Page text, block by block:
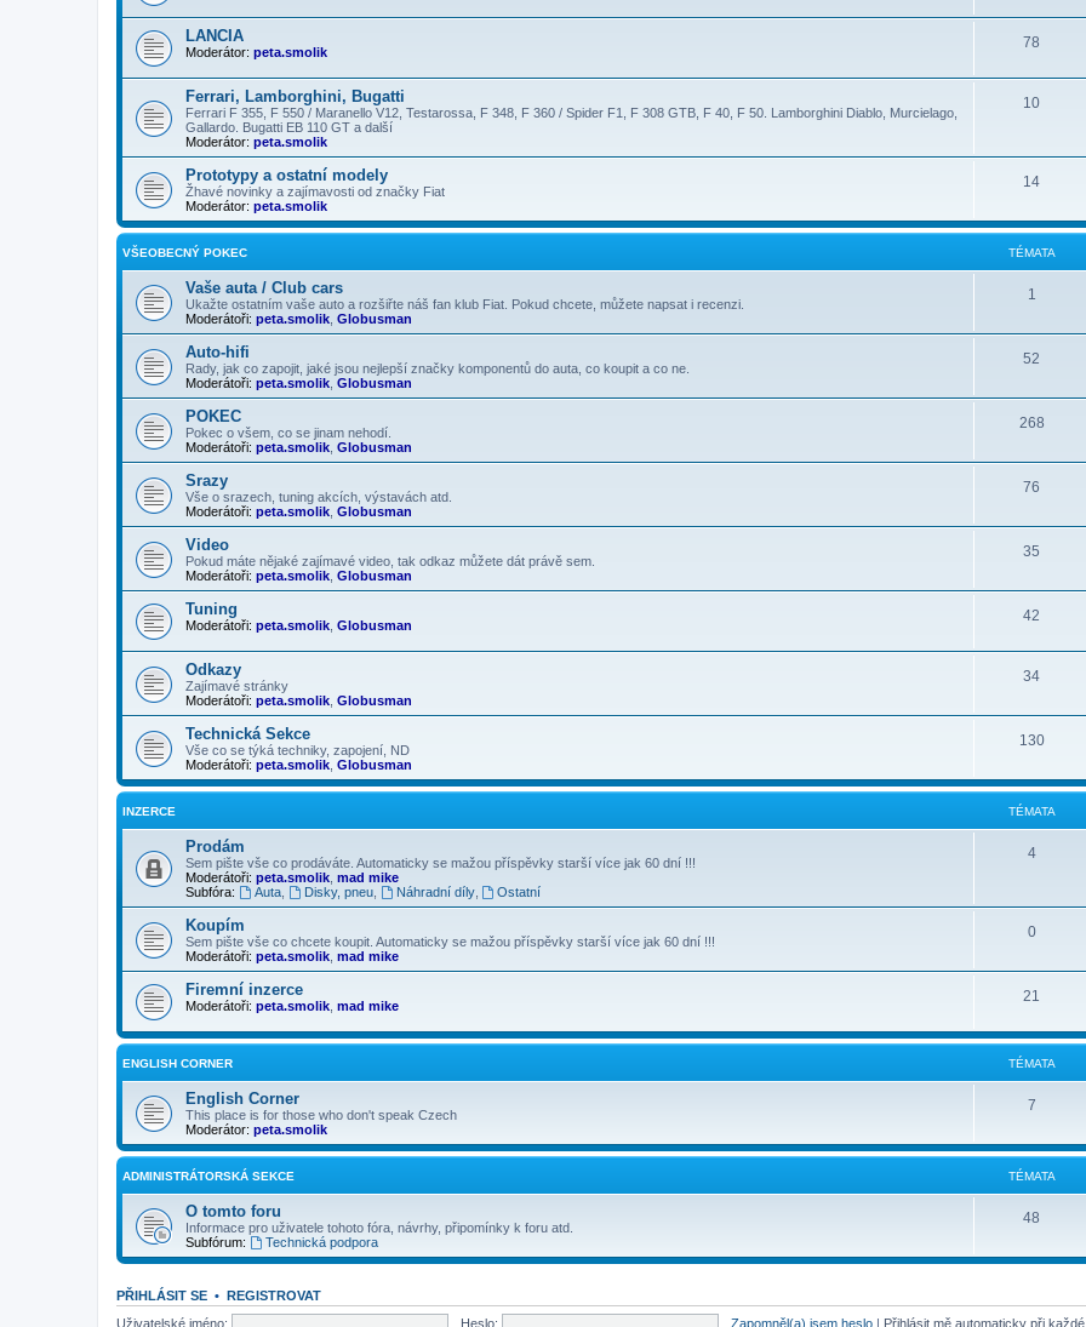
LANCIA
Moderátor: peta.smolik
78
Ferrari, Lamborghini, Bugatti
Ferrari F 355, F 550 / Maranello V12, Testarossa, F 348, F 360 / Spider F1, F 308 GTB, F 40, F 50. Lamborghini Diablo, Murcielago,
Gallardo. Bugatti EB 110 GT a další
Moderátor: peta.smolik
10
Prototypy a ostatní modely
Žhavé novinky a zajímavosti od značky Fiat
Moderátor: peta.smolik
14
VŠEOBECNÝ POKEC TÉMATA
Vaše auta / Club cars
Ukažte ostatním vaše auto a rozšiřte náš fan klub Fiat. Pokud chcete, můžete napsat i recenzi.
Moderátoři: peta.smolik Globusman
1
Auto-hifi
Rady, jak co zapojit, jaké jsou nejlepší značky komponentů do auta, co koupit a co ne.
Moderátoři: peta.smolik Globusman
52
POKEC
Pokec o všem, co se jinam nehodí.
Moderátoři: peta.smolik Globusman
268
Srazy
Vše o srazech, tuning akcích, výstavách atd.
Moderátoři: peta.smolik Globusman
76
Video
Pokud máte nějaké zajímavé video, tak odkaz můžete dát právě sem.
Moderátoři: peta.smolik Globusman
35
Tuning
Moderátoři: peta.smolik Globusman
42
Odkazy
Zajímavé stránky
Moderátoři: peta.smolik Globusman
34
Technická Sekce
Vše co se týká techniky, zapojení, ND
Moderátoři: peta.smolik Globusman
130
INZERCE TÉMATA
Prodám
Sem pište vše co prodáváte. Automaticky se mažou příspěvky starší více jak 60 dní !!!
Moderátoři: peta.smolik mad mike
Subfóra:
Auta, Disky, pneu, Náhradní díly, Ostatní
4
Koupím
Sem pište vše co chcete koupit. Automaticky se mažou příspěvky starší více jak 60 dní !!!
Moderátoři: peta.smolik mad mike
0
Firemní inzerce
Moderátoři: peta.smolik mad mike
21
ENGLISH CORNER TÉMATA
English Corner
This place is for those who don't speak Czech
Moderátor: peta.smolik
7
ADMINISTRÁTORSKÁ SEKCE TÉMATA
O tomto foru
Informace pro uživatele tohoto fóra, návrhy, připomínky k foru atd.
Subfórum:
Technická podpora
48
PŘIHLÁSIT SE • REGISTROVAT
Uživatelské jméno:
Heslo: Zapomněl(a) jsem heslo | Přihlásit mě automaticky při